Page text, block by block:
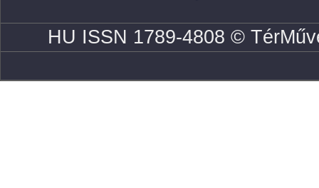
HU ISSN 1789-4808 ©